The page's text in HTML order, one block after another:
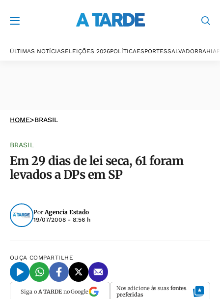
ÚLTIMAS NOTÍCIASELEIÇÕES 2026POLÍTICAESPORTESSALVADORBAHIA
HOME>BRASIL
BRASIL
Em 29 dias de lei seca, 61 foram
levados a DPs em SP
PorAgencia Estado
19/07/2008 - 8:56 h
OUÇA COMPARTILHE
Siga o A TARDEno Google Nos adicione às suas fontes
preferidas